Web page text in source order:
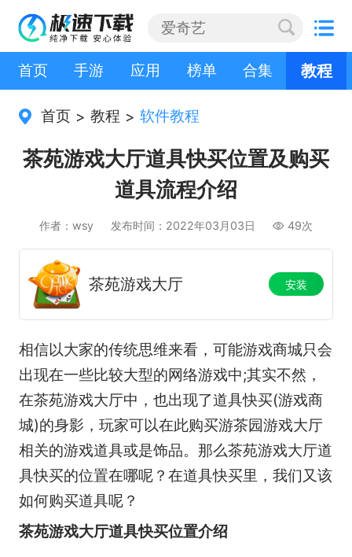
首页 手游 应用 榜单 合集 教程
首页 > 教程 > 软件教程
茶苑游戏大厅道具快买位置及购买
道具流程介绍
作者：wsy 发布时间：2022年03月03日 49次
茶苑游戏大厅 安装
相信以大家的传统思维来看，可能游戏商城只会
出现在一些比较大型的网络游戏中;其实不然，
在茶苑游戏大厅中，也出现了道具快买(游戏商
城)的身影，玩家可以在此购买游茶园游戏大厅
相关的游戏道具或是饰品。那么茶苑游戏大厅道
具快买的位置在哪呢？在道具快买里，我们又该
如何购买道具呢？
茶苑游戏大厅道具快买位置介绍